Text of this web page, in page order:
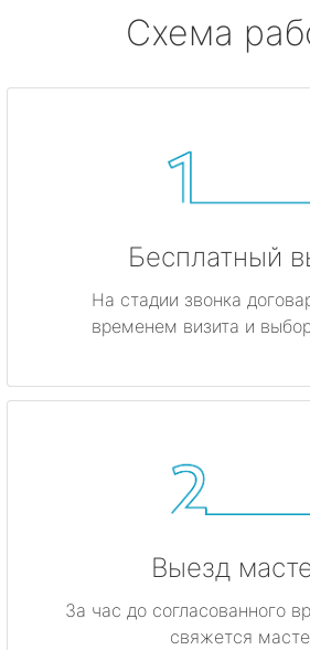
Схема
Бесплатный
На стадии звонка
временем визита и
Выезд
За час до согласованного
свяжется